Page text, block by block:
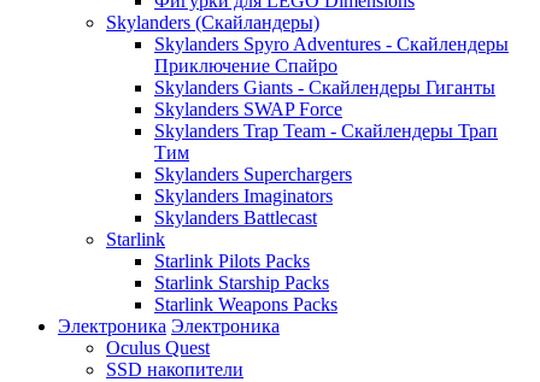
Skylanders (Скайландеры)
Skylanders Spyro Adventures - Скайлендеры
Приключение Спайро
Skylanders Giants - Скайлендеры Гиганты
Skylanders SWAP Force
Skylanders Trap Team - Скайлендеры Трап
Тим
Skylanders Superchargers
Skylanders Imaginators
Skylanders Battlecast
Starlink
Starlink Pilots Packs
Starlink Starship Packs
Starlink Weapons Packs
Электроника Электроника
Oculus Quest
SSD накопители